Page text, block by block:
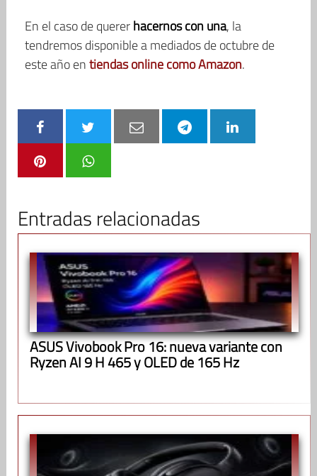
En el caso de quererhacernos con una, la
tendremos disponible a mediados de octubre de
este año entiendas online como Amazon.
Entradas relacionadas
ASUS Vivobook Pro 16: nueva variante con
Ryzen AI 9 H 465 y OLED de 165 Hz